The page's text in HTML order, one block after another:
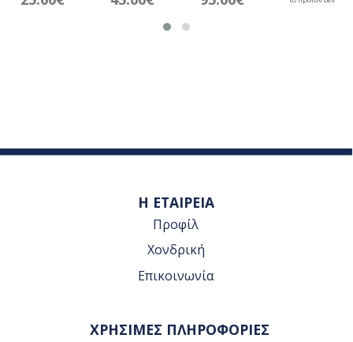
Λευκά
Η ΕΤΑΙΡΕΙΑ
Προφίλ
Χονδρική
Επικοινωνία
ΧΡΗΣΙΜΕΣ ΠΛΗΡΟΦΟΡΙΕΣ